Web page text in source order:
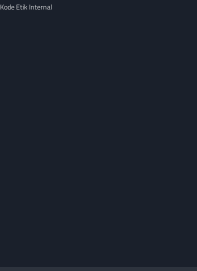
Kode Etik Internal